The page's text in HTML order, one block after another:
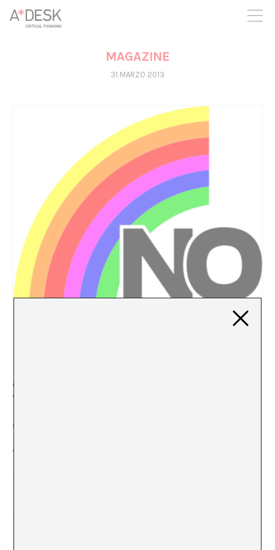
crees también en A*DESK seguimos necesitándote para poder
seguir adelante. Ahora puedes participar del proyecto y
apoyarlo.
MAGAZINE
31 MARZO 2013
En 1988, en respuesta a las presiones internacionales, el
gobierno de Pinochet persigue ratificar su legitimidad
con un plebiscito. Confía en que un éxito del SÍ en las
urnas justificará la permanencia del dictador en el
gobierno en la voluntad popular. Sin embargo, una
unión de partidos en la oposición quiere hacer oír sus
argumentos en contra. Para aprovechar los quince
minutos de espacio televisivo que les corresponden
buscan la ayuda de un joven publicista. La televisión es
la arena en la que dos lenguajes se baten para probar
hasta qué punto puede cada uno apelar a los deseos de
los chilenos a finales del siglo XX.